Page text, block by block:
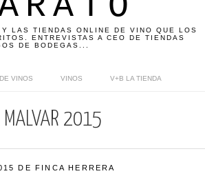
LAS TIENDAS ONLINE DE VINO QUE LOS
ENTREVISTAS A CEO DE TIENDAS
DE BODEGAS...
VINOS VINOS V+B LA TIENDA
MALVAR 2015
DE FINCA HERRERA